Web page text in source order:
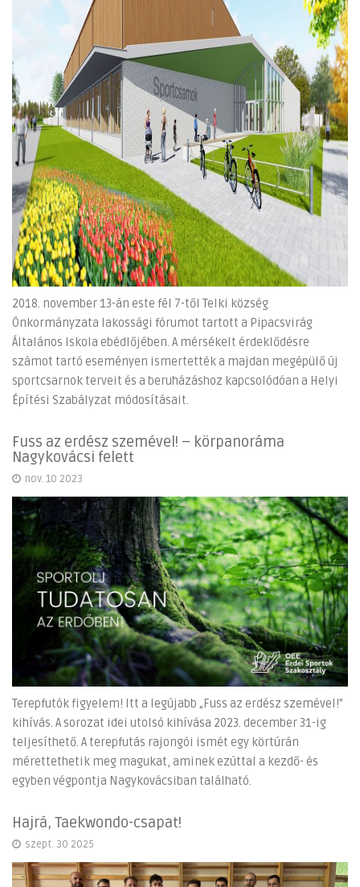
2018. november 13-án este fél 7-től Telki község
Önkormányzata lakossági fórumot tartott a Pipacsvirág
Általános Iskola ebédlőjében. A mérsékelt érdeklődésre
számot tartó eseményen ismertették a majdan megépülő új
sportcsarnok terveit és a beruházáshoz kapcsolódóan a Helyi
Építési Szabályzat módosításait.
Fuss az erdész szemével! – körpanoráma
Nagykovácsi felett
nov. 10 2023
Terepfutók figyelem! Itt a legújabb „Fuss az erdész szemével!”
kihívás. A sorozat idei utolsó kihívása 2023. december 31-ig
teljesíthető. A terepfutás rajongói ismét egy körtúrán
mérettethetik meg magukat, aminek ezúttal a kezdő- és
egyben végpontja Nagykovácsiban található.
Hajrá, Taekwondo-csapat!
szept. 30 2025